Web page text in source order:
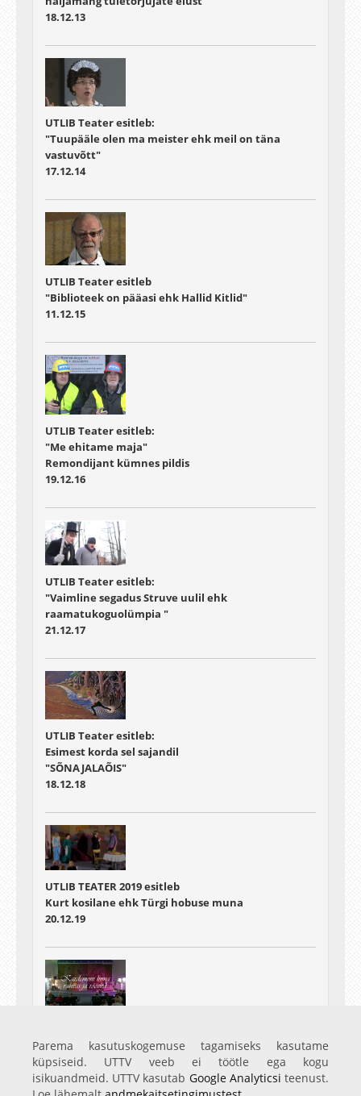
18.12.13
UTLIB Teater esitleb:
"Tuupääle olen ma meister ehk meil on täna
vastuvõtt"
17.12.14
UTLIB Teater esitleb
"Biblioteek on pääasi ehk Hallid Kitlid"
11.12.15
UTLIB Teater esitleb:
"Me ehitame maja"
Remondijant kümnes pildis
19.12.16
UTLIB Teater esitleb:
"Vaimline segadus Struve uulil ehk
raamatukoguolümpia "
21.12.17
UTLIB Teater esitleb:
Esimest korda sel sajandil
"SÕNAJALAÕIS"
18.12.18
UTLIB TEATER 2019 esitleb
Kurt kosilane ehk Türgi hobuse muna
20.12.19
Kardemoni linna rahvas ja röövlid
21.12.22
Parema kasutuskogemuse tagamiseks kasutame
küpsiseid. UTTV veeb ei töötle ega kogu
isikuandmeid. UTTV kasutab Google Analyticsi teenust.